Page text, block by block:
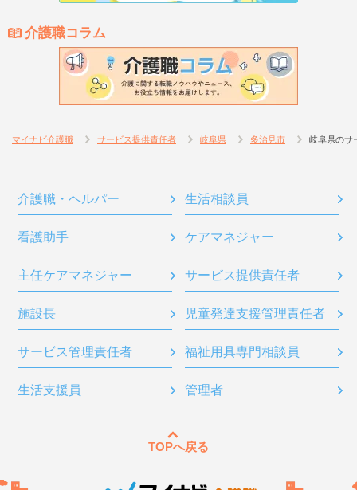
介護職コラム
マイナビ介護職 サービス提供責任者 岐阜県 多治見市 岐阜県のサ
介護職・ヘルパー 生活相談員
看護助手 ケアマネジャー
主任ケアマネジャー サービス提供責任者
施設長 児童発達支援管理責任者
サービス管理責任者 福祉用具専門相談員
生活支援員 管理者
TOPへ戻る